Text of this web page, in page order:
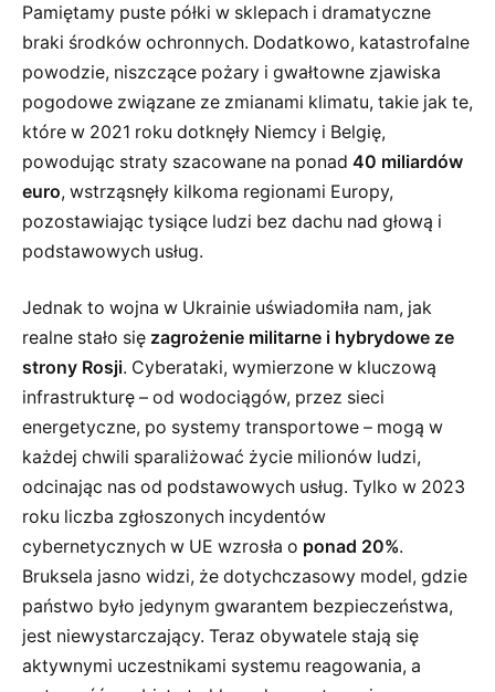
Pamiętamy puste półki w sklepach i dramatyczne
braki środków ochronnych. Dodatkowo, katastrofalne
powodzie, niszczące pożary i gwałtowne zjawiska
pogodowe związane ze zmianami klimatu, takie jak te,
które w 2021 roku dotknęły Niemcy i Belgię,
powodując straty szacowane na ponad 40 miliardów
euro, wstrząsnęły kilkoma regionami Europy,
pozostawiając tysiące ludzi bez dachu nad głową i
podstawowych usług.
Jednak to wojna w Ukrainie uświadomiła nam, jak
realne stało się zagrożenie militarne i hybrydowe ze
strony Rosji. Cyberataki, wymierzone w kluczową
infrastrukturę – od wodociągów, przez sieci
energetyczne, po systemy transportowe – mogą w
każdej chwili sparaliżować życie milionów ludzi,
odcinając nas od podstawowych usług. Tylko w 2023
roku liczba zgłoszonych incydentów
cybernetycznych w UE wzrosła o ponad 20%.
Bruksela jasno widzi, że dotychczasowy model, gdzie
państwo było jedynym gwarantem bezpieczeństwa,
jest niewystarczający. Teraz obywatele stają się
aktywnymi uczestnikami systemu reagowania, a